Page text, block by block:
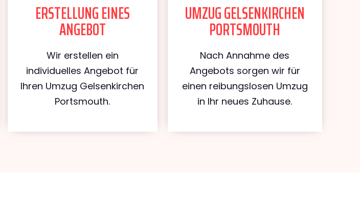
ERSTELLUNG EINES
ANGEBOT
Wir erstellen ein
individuelles Angebot für
Ihren Umzug Gelsenkirchen
Portsmouth.
UMZUG GELSENKIRCHEN
PORTSMOUTH
Nach Annahme des
Angebots sorgen wir für
einen reibungslosen Umzug
in Ihr neues Zuhause.